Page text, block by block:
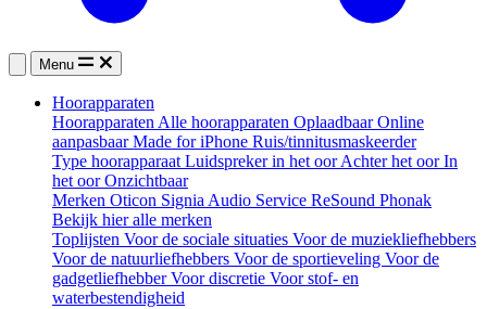
Menu
Hoorapparaten
Hoorapparaten Alle hoorapparaten OplaadbaarOnline
aanpasbaarMade for iPhone Ruis/tinnitusmaskeerder
Type hoorapparaat Luidspreker in het oorAchter het oorIn
het oorOnzichtbaar
Merken Oticon Signia Audio Service ReSound Phonak
Bekijk hier alle merken
Toplijsten Voor de sociale situaties Voor de muziekliefhebbers
Voor de natuurliefhebbers Voor de sportieveling Voor de
gadgetliefhebberVoor discretie Voor stof- en
waterbestendigheid